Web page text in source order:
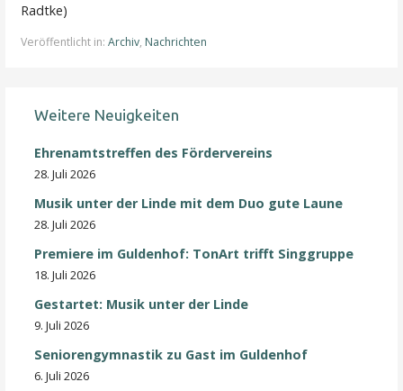
Radtke)
Veröffentlicht in:Archiv, Nachrichten
Weitere Neuigkeiten
Ehrenamtstreffen des Fördervereins
28. Juli 2026
Musik unter der Linde mit dem Duo gute Laune
28. Juli 2026
Premiere im Guldenhof: TonArt trifft Singgruppe
18. Juli 2026
Gestartet: Musik unter der Linde
9. Juli 2026
Seniorengymnastik zu Gast im Guldenhof
6. Juli 2026